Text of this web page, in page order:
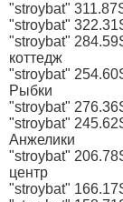
"stroybat"
"stroybat"
"stroybat"
коттедж
"stroybat"
Рыбки
"stroybat"
"stroybat"
Анжелики
"stroybat"
центр
"stroybat"